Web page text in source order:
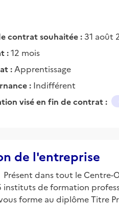
contrat souhaitée : 31 août
:12 mois
: Apprentissage
: Indifférent
visé en fin de contrat :
de l'entreprise
Présent dans tout le
instituts de formation
forme au diplôme Titre